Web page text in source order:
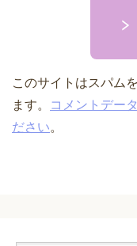
このサイトはスパム
ます。
コメントデー
ださい。